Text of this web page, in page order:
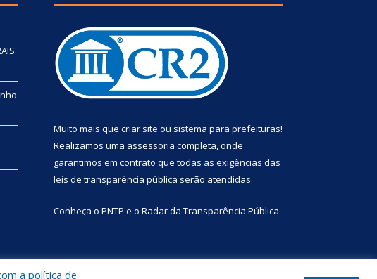
Muito mais que criar site ou sistema para prefeituras!
Realizamos uma assessoria completa, onde
garantimos em contrato que todas as exigências das
leis de transparência pública serão atendidas.
Conheça o PNTP e o Radar da Transparência Pública
a política de